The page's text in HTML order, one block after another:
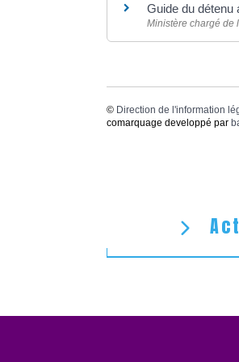
Guide du détenu
Ministère chargé de
© Direction de l'information
comarquage developpé par